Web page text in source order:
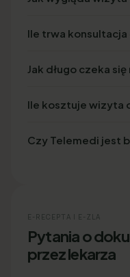
Ile trwa
Jak długo czeka
Ile kosztuje wizyta
Czy Telemedi jest
E-RECEPTA I E-ZLA
Pytania o
przez lekarza